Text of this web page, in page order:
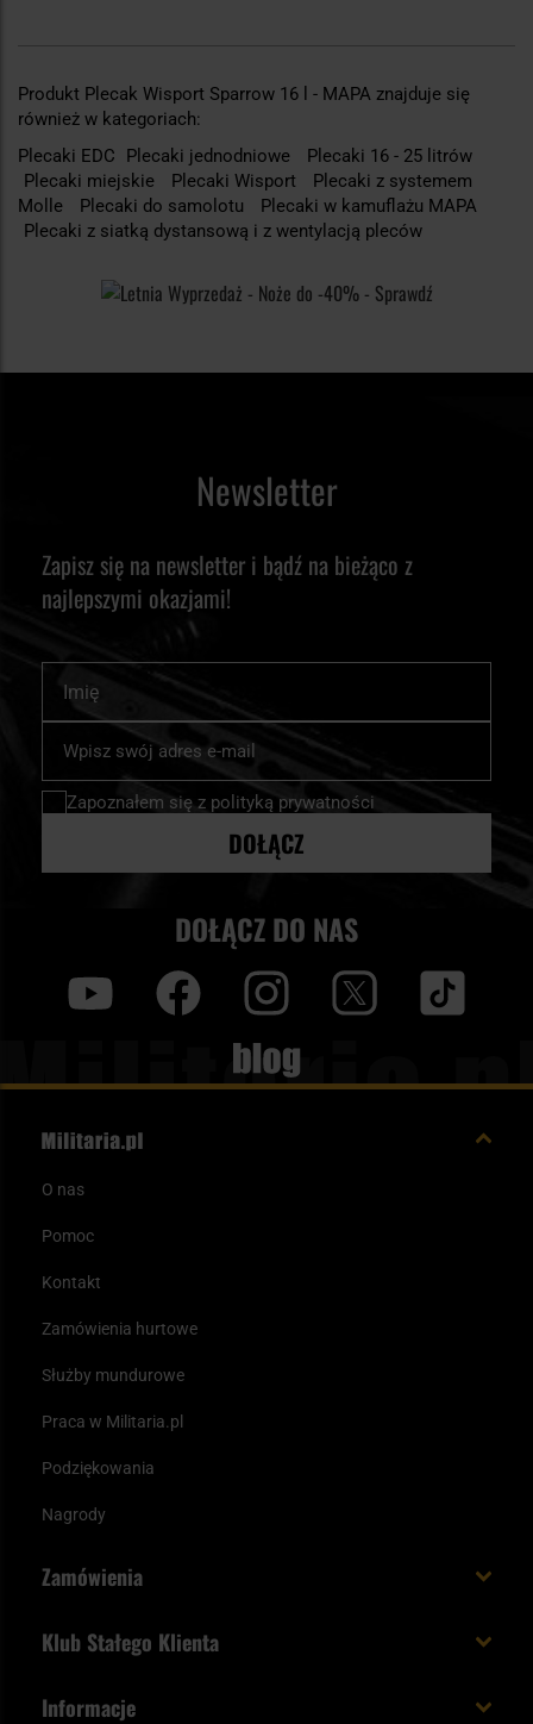
Produkt Plecak Wisport Sparrow 16 l - MAPA znajduje się
również w kategoriach:
Plecaki EDC
Plecaki jednodniowe
Plecaki 16 - 25 litrów
Plecaki miejskie
Plecaki Wisport
Plecaki z systemem
Molle
Plecaki do samolotu
Plecaki w kamuflażu MAPA
Plecaki z siatką dystansową i z wentylacją pleców
Newsletter
Zapisz się na newsletter i bądź na bieżąco z
najlepszymi okazjami!
nasz
newsletter:
Zapoznałem się z polityką prywatności
DOŁĄCZ
DOŁĄCZ DO NAS
Blog
O nas
Pomoc
Kontakt
Zamówienia hurtowe
Służby mundurowe
Praca w Militaria.pl
Podziękowania
Nagrody
Zamówienia
Paczka w weekend
Klub Stałego Klienta
Informacje